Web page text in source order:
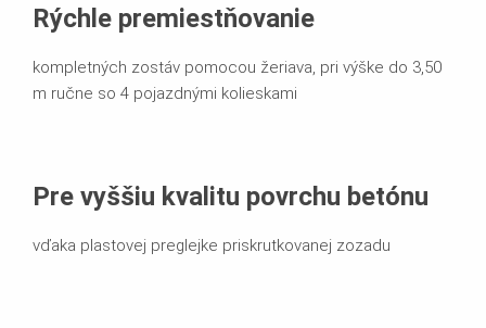
Rýchle premiestňovanie
kompletných zostáv pomocou žeriava, pri výške do 3,50
m ručne so 4 pojazdnými kolieskami
Pre vyššiu kvalitu povrchu betónu
vďaka plastovej preglejke priskrutkovanej zozadu